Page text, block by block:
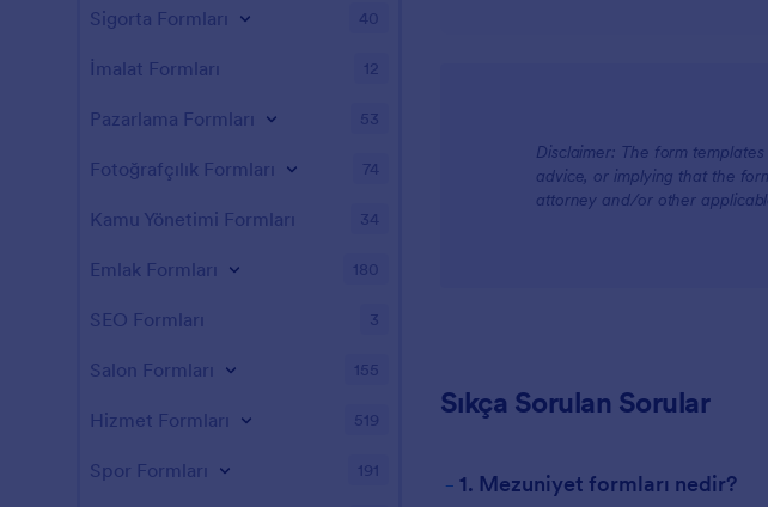
Disclaimer: The form
advice, or implying that the
attorney and/or other
Sıkça Sorulan Sorular
- 1. Mezuniyet formları nedir?
Sigorta Formları 40
İmalat Formları 12
Pazarlama Formları 53
Fotoğrafçılık Formları 74
Kamu Yönetimi Formları 34
Emlak Formları 180
SEO Formları 3
Salon Formları 155
Hizmet Formları 519
Spor Formları 191